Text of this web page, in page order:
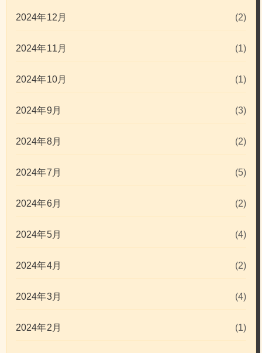
2024年12月 (2)
2024年11月 (1)
2024年10月 (1)
2024年9月 (3)
2024年8月 (2)
2024年7月 (5)
2024年6月 (2)
2024年5月 (4)
2024年4月 (2)
2024年3月 (4)
2024年2月 (1)